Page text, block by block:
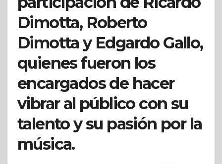
Dimotta, Roberto
Dimotta y Edgardo Gallo,
quienes fueron los
encargados de hacer
vibrar al público con su
talento y su pasión por la
música.